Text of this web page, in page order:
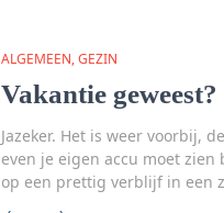
ALGEMEEN GEZIN
Vakantie geweest?
Jazeker. Het is weer voorbij,
even je eigen accu moet
op een prettig verblijf in een